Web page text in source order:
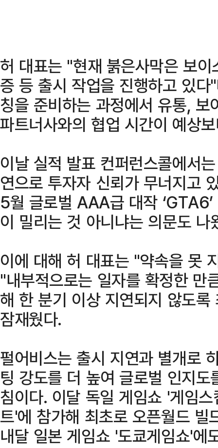
허 대표는 "현재 붉은사막은 보
증 등 출시 작업을 진행하고 있
칭을 준비하는 과정에서 유통,
파트너사와의 협업 시간이 예상
이날 실적 발표 컨퍼런스콜에서
연으로 투자자 신뢰가 무너지고
5월 글로벌 AAA급 대작
이 밀리는 것 아니냐는 의문도 나
이에 대해 허 대표는 "약속을 못
"내부적으로는 일자를 확정한 만
해 한 분기 이상 지연되지 않도
잠재웠다.
펄어비스는 출시 지연과 별개로
팅 강도를 더 높여 글로벌 인지
침이다. 이달 독일 게임쇼 '게임
트'에 참가해 최초로 오픈월드 빌
내달 일본 게임쇼 '도쿄게임쇼'에